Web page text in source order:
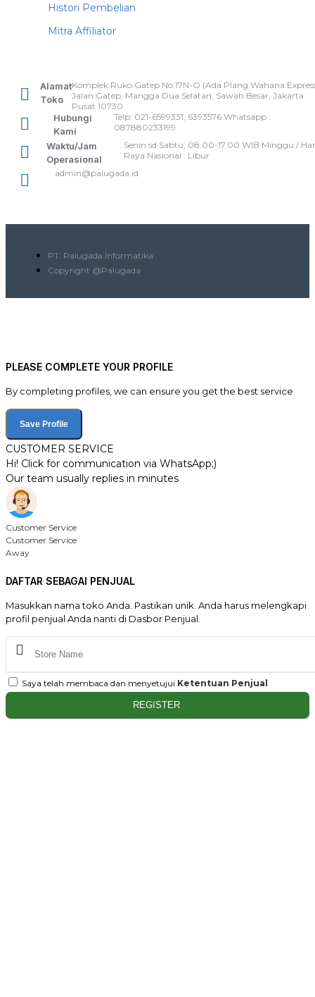
Histori Pembelian
Mitra Affiliator
Alamat
Toko
Komplek Ruko Gatep No.17N-O (Ada Plang Wahana
Jalan Gatep, Mangga Dua Selatan, Sawah Besar, Jakarta
Pusat 10730
Hubungi
Kami
Telp: 021-6599331, 6393576 Whatsapp :
087880233199
Waktu/Jam
Operasional
Senin sd Sabtu, 08.00-17.00 WIB Minggu /
Raya Nasional : Libur
admin@palugada.id
PT. Palugada Informatika
Copyright @Palugada
PLEASE COMPLETE YOUR PROFILE
By completing profiles, we can ensure you get the best service
Save Profile
CUSTOMER SERVICE
Hi! Click for communication via WhatsApp;)
Our team usually replies in minutes
Customer Service
Customer Service
Away
DAFTAR SEBAGAI PENJUAL
Masukkan nama toko Anda. Pastikan unik. Anda harus melengkapi
profil penjual Anda nanti di Dasbor Penjual.
Saya telah membaca dan menyetujui Ketentuan Penjual
REGISTER